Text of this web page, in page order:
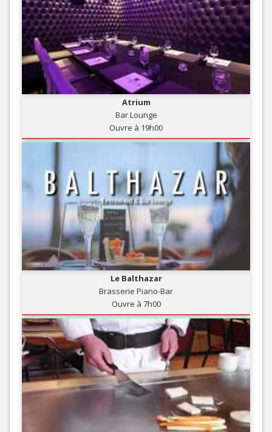
Atrium
Bar Lounge
Ouvre à 19h00
Le Balthazar
Brasserie Piano-Bar
Ouvre à 7h00